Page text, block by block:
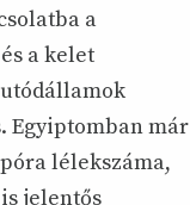
a
a kelet
Egyiptomban már
lélekszáma,
jelentős